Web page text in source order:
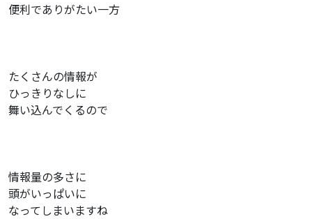
便利でありがたい一方
たくさんの情報が
ひっきりなしに
舞い込んでくるので
情報量の多さに
頭がいっぱいに
なってしまいますね